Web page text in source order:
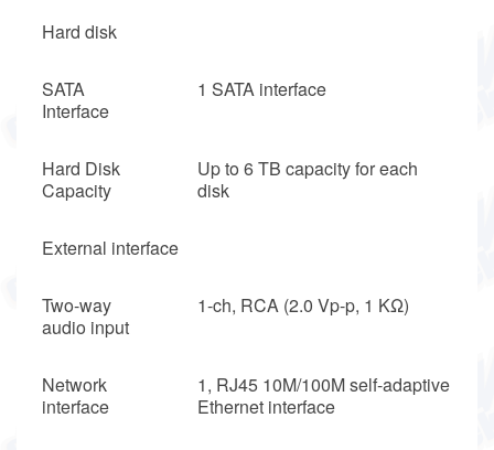
Hard disk
SATA
Interface
1 SATA interface
Hard Disk
Capacity
Up to 6 TB capacity for each
disk
External interface
Two-way
audio input
1-ch, RCA (2.0 Vp-p, 1 KΩ)
Network
interface
1, RJ45 10M/100M self-adaptive
Ethernet interface